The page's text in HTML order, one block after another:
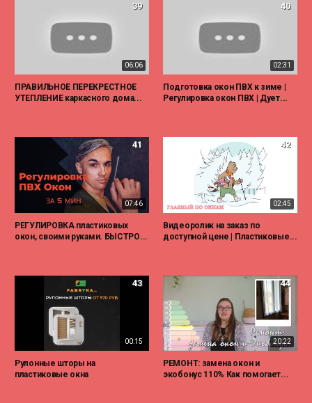
06:06
39
ПРАВИЛЬНОЕ ПЕРЕКРЕСТНОЕ
УТЕПЛЕНИЕ каркасного дома...
02:31
40
Подготовка окон ПВХ к зиме |
Регулировка окон ПВХ | Дует...
07:46
41
РЕГУЛИРОВКА пластиковых
окон, своими руками. БЫСТРО...
02:45
42
Видеоролик на заказ по
доступной цене | Пластиковые...
00:15
43
Рулонные шторы на
пластиковые окна
20:22
44
РЕМОНТ: замена окон и
экобонус 110% Как помогает...